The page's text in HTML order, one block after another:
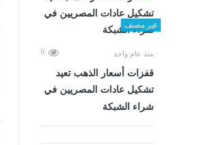
غير مصنف
منذ عام واحد 0
قفزات أسعار الذهب تعيد
تشكيل عادات المصريين في
شراء الشبكة